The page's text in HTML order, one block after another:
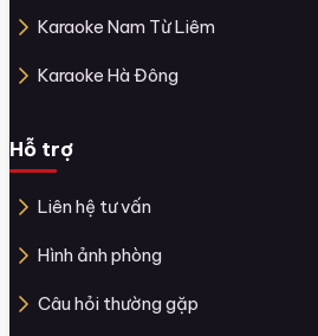
Karaoke Nam Từ Liêm
Karaoke Hà Đông
Hỗ trợ
Liên hệ tư vấn
Hình ảnh phòng
Câu hỏi thường gặp